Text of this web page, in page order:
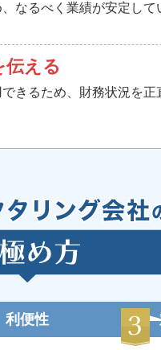
なるべく業績が安定して
伝える
きるため、財務状況を正
利便性